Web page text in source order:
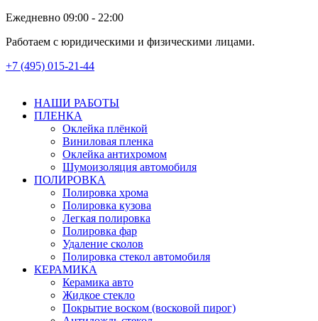
Ежедневно 09:00 - 22:00
Работаем с юридическими и физическими лицами.
+7 (495) 015-21-44
НАШИ РАБОТЫ
ПЛЕНКА
Оклейка плёнкой
Виниловая пленка
Оклейка антихромом
Шумоизоляция автомобиля
ПОЛИРОВКА
Полировка хрома
Полировка кузова
Легкая полировка
Полировка фар
Удаление сколов
Полировка стекол автомобиля
КЕРАМИКА
Керамика авто
Жидкое стекло
Покрытие воском (восковой пирог)